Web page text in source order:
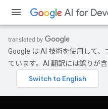
Google は AI 技術を使用して
ています。AI 翻訳には誤りが